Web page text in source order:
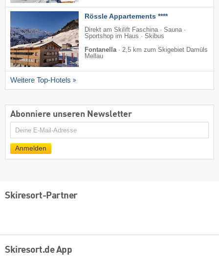
Rössle Appartements ****
Direkt am Skilift Faschina · Sauna ·
Sportshop im Haus · Skibus
Fontanella · 2,5 km zum Skigebiet Damüls
Mellau
Weitere Top-Hotels
Abonniere unseren Newsletter
E-
Mail
Anmelden
Skiresort-Partner
Skiresort.de App